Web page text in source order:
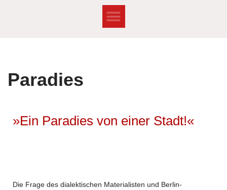
Paradies
»Ein Paradies von einer Stadt!«
Die Frage des dialektischen Materialisten und Berlin-